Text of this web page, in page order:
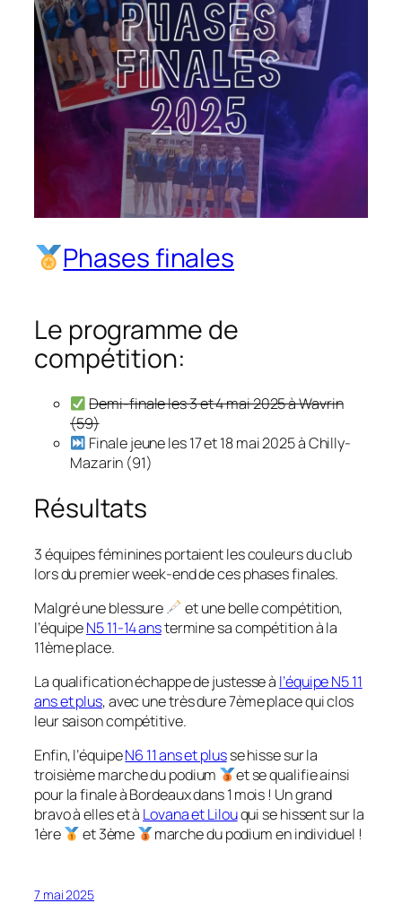
Phases finales
Le programme de
compétition:
Demi-finale les 3 et 4 mai 2025 à Wavrin
(59)
Finale jeune les 17 et 18 mai 2025 à Chilly-
Mazarin (91)
Résultats
3 équipes féminines portaient les couleurs du club
lors du premier week-end de ces phases finales.
Malgré une blessure
et une belle compétition,
l’équipeN5 11-14 anstermine sa compétition à la
11ème place.
La qualification échappe de justesse à l’équipe N5 11
ans et plus, avec une très dure 7ème place qui clos
leur saison compétitive.
Enfin, l’équipeN6 11 ans et plusse hisse sur la
troisième marche du podium
et se qualifie ainsi
pour la finale à Bordeaux dans 1 mois ! Un grand
bravo à elles et à Lovana et Lilouqui se hissent sur la
1ère
et 3ème marche du podium en individuel !
7 mai 2025